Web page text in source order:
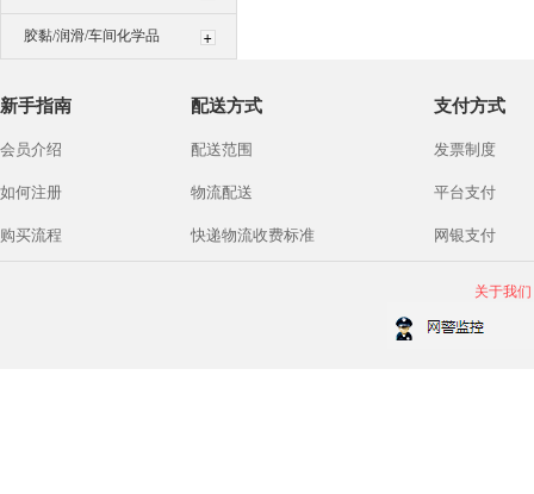
胶黏/润滑/车间化学品
新手指南
会员介绍
如何注册
购买流程
配送方式
配送范围
物流配送
快递物流收费标准
支付方式
发票制度
平台支付
网银支付
关于我们